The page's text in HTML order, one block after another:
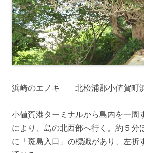
浜崎のエノキ 北松浦郡小値賀町
小値賀港ターミナルから島内を一周
により、島の北西部へ行く。約５分
に「斑島入口」の標識があり、左折